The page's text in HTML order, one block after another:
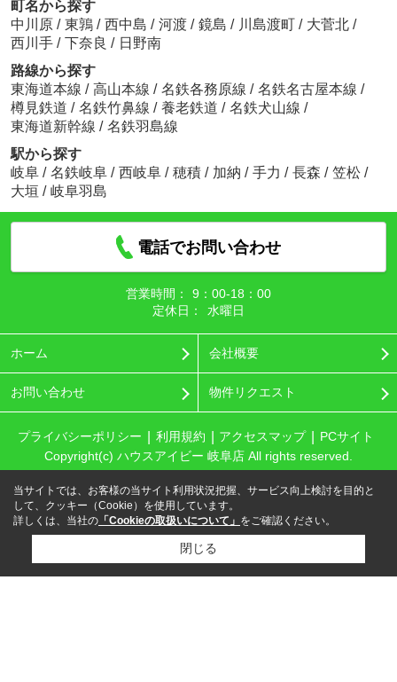
町名から探す
中川原 / 東鶉 / 西中島 / 河渡 / 鏡島 / 川島渡町 / 大菅北 /
西川手 / 下奈良 / 日野南
路線から探す
東海道本線 / 高山本線 / 名鉄各務原線 / 名鉄名古屋本線 /
樽見鉄道 / 名鉄竹鼻線 / 養老鉄道 / 名鉄犬山線 /
東海道新幹線 / 名鉄羽島線
駅から探す
岐阜 / 名鉄岐阜 / 西岐阜 / 穂積 / 加納 / 手力 / 長森 / 笠松 /
大垣 / 岐阜羽島
電話でお問い合わせ
営業時間：
9：00‐18：00
定休日：
水曜日
ホーム 会社概要
お問い合わせ 物件リクエスト
プライバシーポリシー 利用規約 アクセスマップ
PCサイト
Copyright(c) ハウスアイビー 岐阜店 All rights reserved.
当サイトでは、お客様の当サイト利用状況把握、サービス向上検討を目的と
して、クッキー（Cookie）を使用しています。
詳しくは、当社の 「Cookieの取扱いについて」 をご確認ください。
閉じる